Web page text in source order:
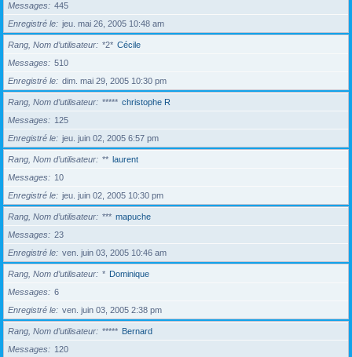
Messages
445
Enregistré le
jeu. mai 26, 2005 10:48 am
Rang, Nom d’utilisateur *2* Cécile
Messages
510
Enregistré le
dim. mai 29, 2005 10:30 pm
Rang, Nom d’utilisateur ***** christophe R
Messages
125
Enregistré le
jeu. juin 02, 2005 6:57 pm
Rang, Nom d’utilisateur ** laurent
Messages
10
Enregistré le
jeu. juin 02, 2005 10:30 pm
Rang, Nom d’utilisateur *** mapuche
Messages
23
Enregistré le
ven. juin 03, 2005 10:46 am
Rang, Nom d’utilisateur * Dominique
Messages
6
Enregistré le
ven. juin 03, 2005 2:38 pm
Rang, Nom d’utilisateur ***** Bernard
Messages
120